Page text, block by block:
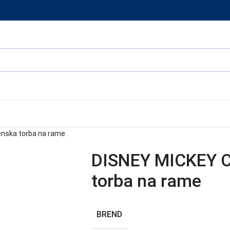
torba na rame
DISNEY MICKEY
torba na rame
BREND